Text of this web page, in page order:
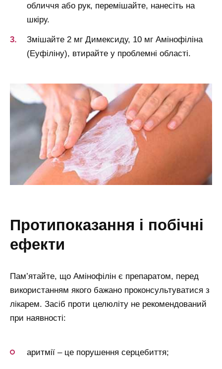
обличчя або рук, перемішайте, нанесіть на
шкіру.
Змішайте 2 мг Димексиду, 10 мг Амінофіліна
(Еуфіліну), втирайте у проблемні області.
протипоказання і побічні
ефекти
Пам’ятайте, що Амінофілін є препаратом, перед
використанням якого бажано проконсультуватися з
лікарем. Засіб проти целюліту не рекомендований
при наявності:
аритмії – це порушення серцебиття;